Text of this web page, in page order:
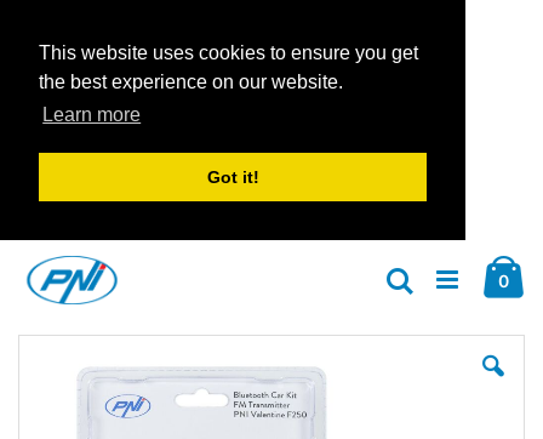
This website uses cookies to ensure you get
the best experience on our website.
Learn more
Got it!
Inhalt
springen
0
Suche